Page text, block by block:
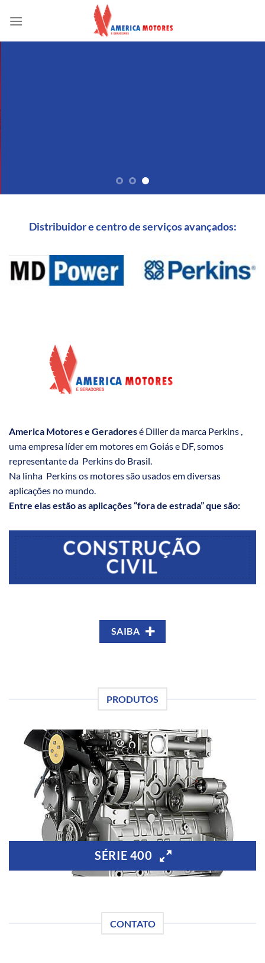
Distribuidor e centro de serviços avançados:
America Motores e Geradoresé Diller da marca Perkins ,
uma empresa líder em motores em Goiás e DF, somos
representante da Perkins do Brasil.
Na linha Perkins os motores são usados em diversas
aplicações no mundo.
Entre elas estão as aplicações “fora de estrada” que são:
CONSTRUÇÃO
CIVIL
SAIBA
PRODUTOS
SÉRIE 400
CONTATO